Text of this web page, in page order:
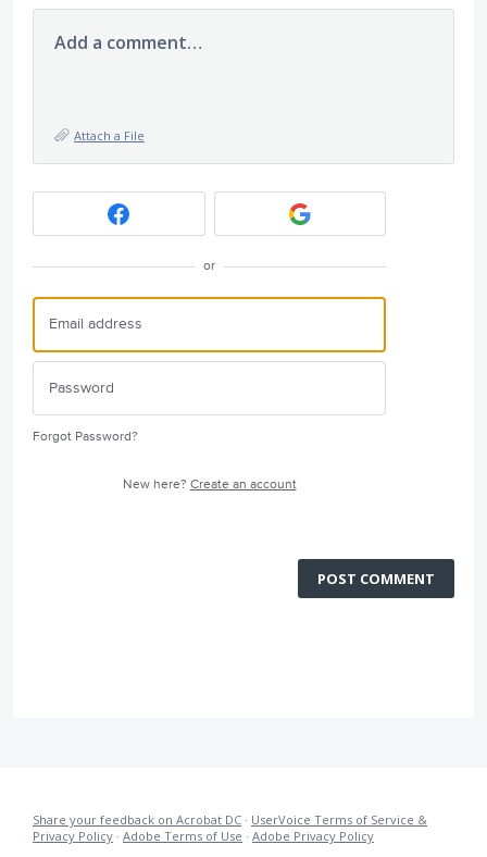
Add a comment…
Attach a File
or
Forgot Password?
New here? Create an account
POST COMMENT
Share your feedback on Acrobat DC · UserVoice Terms of Service &
Privacy Policy · Adobe Terms of Use · Adobe Privacy Policy